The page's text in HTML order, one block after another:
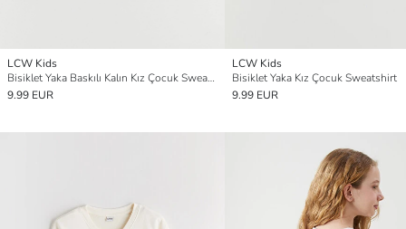
LCW Kids
Bisiklet Yaka Baskılı Kalın Kız Çocuk Sweatshirt
9.99 EUR
LCW Kids
Bisiklet Yaka Kız Çocuk Sweatshirt
9.99 EUR